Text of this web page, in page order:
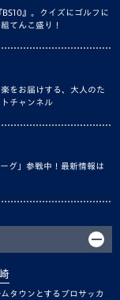
』。クイズにゴルフに
てんこ盛り！
をお届けする、大人のた
チャンネル
グ」参戦中！最新情報は
タウンとするプロサッカ